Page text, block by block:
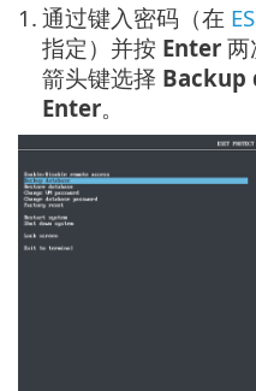
1. 通过键入密码（在
指定）并按 Enter 两
箭头键选择 Backup
Enter。